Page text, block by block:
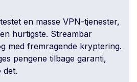
en masse VPN-tjenester,
hurtigste. Streambar
med fremragende kryptering.
pengene tilbage garanti,
det.